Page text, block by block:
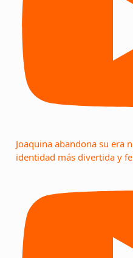
Joaquina abandona su era
identidad más divertida y